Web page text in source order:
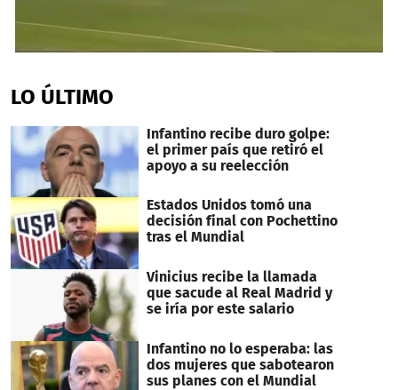
of
2
36
seconds
LO ÚLTIMO
Infantino recibe duro golpe:
el primer país que retiró el
apoyo a su reelección
Estados Unidos tomó una
decisión final con Pochettino
tras el Mundial
Vinicius recibe la llamada
que sacude al Real Madrid y
se iría por este salario
Infantino no lo esperaba: las
dos mujeres que sabotearon
sus planes con el Mundial